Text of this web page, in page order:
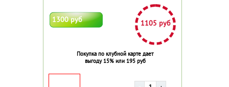
1300 руб 1105 руб
Покупка по клубной карте дает
выгоду 15% или 195 руб